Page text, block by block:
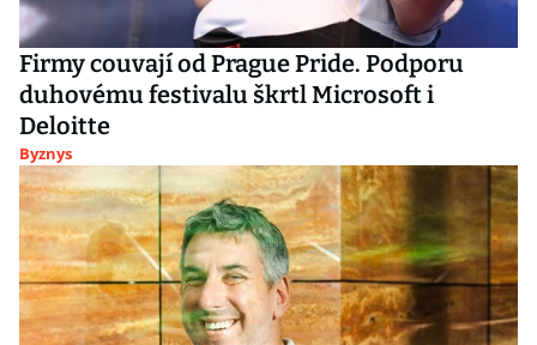
Firmy couvají od Prague Pride. Podporu
duhovému festivalu škrtl Microsoft i
Deloitte
Byznys